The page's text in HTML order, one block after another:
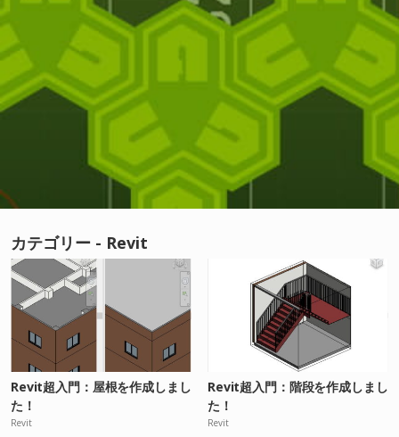
カテゴリー - Revit
Revit超入門：屋根を作成しまし
た！
Revit
Revit超入門：階段を作成しまし
た！
Revit